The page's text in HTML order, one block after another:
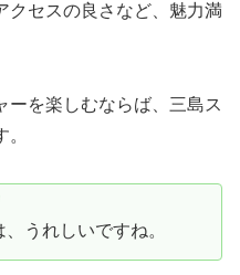
クセスの良さなど、魅力満
ーを楽しむならば、三島ス
うれしいですね。